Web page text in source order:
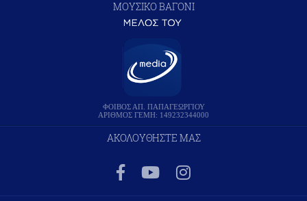
ΜΟΥΣΙΚΟ ΒΑΓΟΝΙ
ΦΟΙΒΟΣ ΑΠ. ΠΑΠΑΓΕΩΡΓΙΟΥ
ΑΡΙΘΜΟΣ ΓΕΜΗ: 149232344000
ΑΚΟΛΟΥΘΗΣΤΕ ΜΑΣ